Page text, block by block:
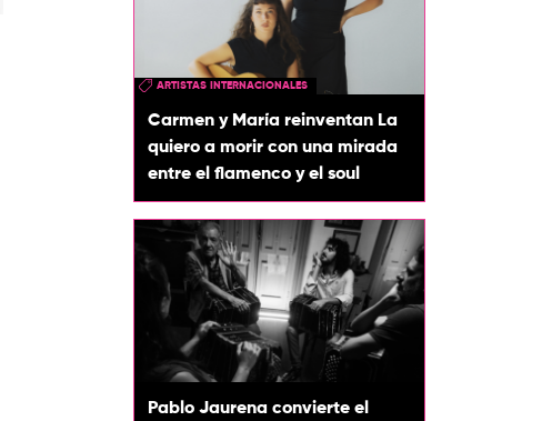
ARTISTAS INTERNACIONALES
Carmen y María reinventan La
quiero a morir con una mirada
entre el flamenco y el soul
Pablo Jaurena convierte el